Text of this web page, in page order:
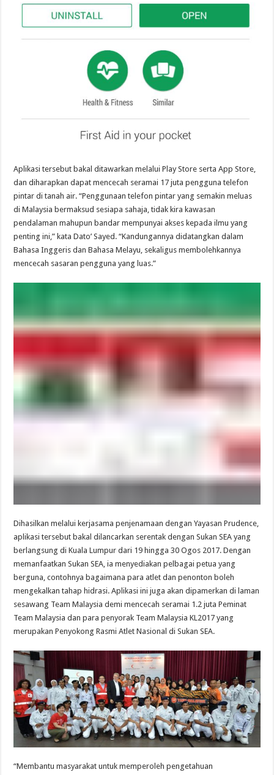
Aplikasi tersebut bakal ditawarkan melalui Play Store serta App Store,
dan diharapkan dapat mencecah seramai 17 juta pengguna telefon
pintar di tanah air. “Penggunaan telefon pintar yang semakin meluas
di Malaysia bermaksud sesiapa sahaja, tidak kira kawasan
pendalaman mahupun bandar mempunyai akses kepada ilmu yang
penting ini,” kata Dato’ Sayed. “Kandungannya didatangkan dalam
Bahasa Inggeris dan Bahasa Melayu, sekaligus membolehkannya
mencecah sasaran pengguna yang luas.”
Dihasilkan melalui kerjasama penjenamaan dengan Yayasan Prudence,
aplikasi tersebut bakal dilancarkan serentak dengan Sukan SEA yang
berlangsung di Kuala Lumpur dari 19 hingga 30 Ogos 2017. Dengan
memanfaatkan Sukan SEA, ia menyediakan pelbagai petua yang
berguna, contohnya bagaimana para atlet dan penonton boleh
mengekalkan tahap hidrasi. Aplikasi ini juga akan dipamerkan di laman
sesawang Team Malaysia demi mencecah seramai 1.2 juta Peminat
Team Malaysia dan para penyorak Team Malaysia KL2017 yang
merupakan Penyokong Rasmi Atlet Nasional di Sukan SEA.
“Membantu masyarakat untuk memperoleh pengetahuan